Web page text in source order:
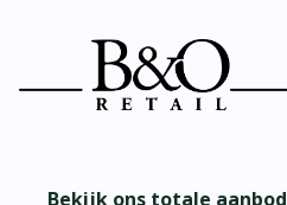
Bekijk ons totale aanbod